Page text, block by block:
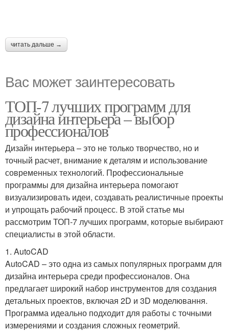
читать дальше →
Вас может заинтересовать
ТОП-7 лучших программ для
дизайна интерьера – выбор
профессионалов
Дизайн интерьера – это не только творчество, но и
точный расчет, внимание к деталям и использование
современных технологий. Профессиональные
программы для дизайна интерьера помогают
визуализировать идеи, создавать реалистичные проекты
и упрощать рабочий процесс. В этой статье мы
рассмотрим ТОП-7 лучших программ, которые выбирают
специалисты в этой области.
1. AutoCAD
AutoCAD – это одна из самых популярных программ для
дизайна интерьера среди профессионалов. Она
предлагает широкий набор инструментов для создания
детальных проектов, включая 2D и 3D моделювання.
Программа идеально подходит для работы с точными
измерениями и создания сложных геометрий.